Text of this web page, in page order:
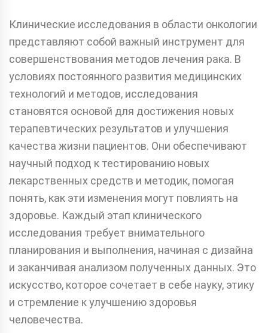
Клинические исследования в области онкологии
представляют собой важный инструмент для
совершенствования методов лечения рака. В
условиях постоянного развития медицинских
технологий и методов, исследования
становятся основой для достижения новых
терапевтических результатов и улучшения
качества жизни пациентов. Они обеспечивают
научный подход к тестированию новых
лекарственных средств и методик, помогая
понять, как эти изменения могут повлиять на
здоровье. Каждый этап клинического
исследования требует внимательного
планирования и выполнения, начиная с дизайна
и заканчивая анализом полученных данных. Это
искусство, которое сочетает в себе науку, этику
и стремление к улучшению здоровья
человечества.